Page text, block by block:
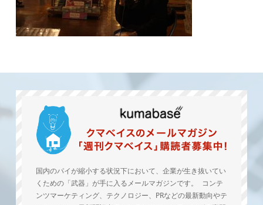
国内のパイが縮小する状況下において、企業が生き抜いてい
くための「武器」が手に入るメールマガジンです。 コンテ
ンツマーケティング、テクノロジー、PRなどの最新動向やテ